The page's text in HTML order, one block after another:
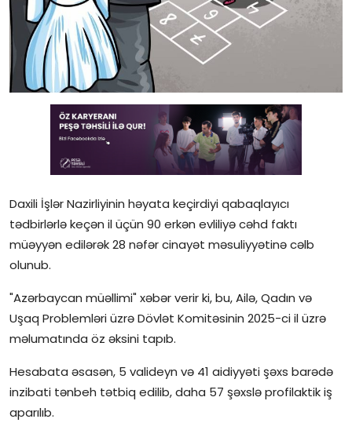
Rəsmi
Təhsil
Müsahibə
Reportaj
Pedaqogika
Regionlar
Qəzetin PDF arxivi
İctimai şura
Dünya
Daxili İşlər Nazirliyinin həyata keçirdiyi qabaqlayıcı
tədbirlərlə keçən il üçün 90 erkən evliliyə cəhd faktı
müəyyən edilərək 28 nəfər cinayət məsuliyyətinə cəlb
olunub.
"Azərbaycan müəllimi" xəbər verir ki, bu, Ailə, Qadın və
Uşaq Problemləri üzrə Dövlət Komitəsinin 2025-ci il üzrə
məlumatında öz əksini tapıb.
Hesabata əsasən, 5 valideyn və 41 aidiyyəti şəxs barədə
inzibati tənbeh tətbiq edilib, daha 57 şəxslə profilaktik iş
aparılıb.